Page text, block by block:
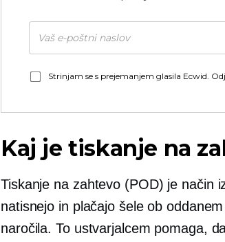
Strinjam se s prejemanjem glasila Ecwid.
Kaj je tiskanje na
Tiskanje na zahtevo (POD) je način
natisnejo in plačajo šele ob
naročila. To ustvarjalcem pomaga,